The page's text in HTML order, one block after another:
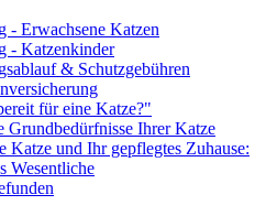
- Erwachsene Katzen
- Katzenkinder
& Schutzgebühren
für eine Katze?"
Grundbedürfnisse Ihrer Katze
Katze und Ihr gepflegtes Zuhause:
Wesentliche